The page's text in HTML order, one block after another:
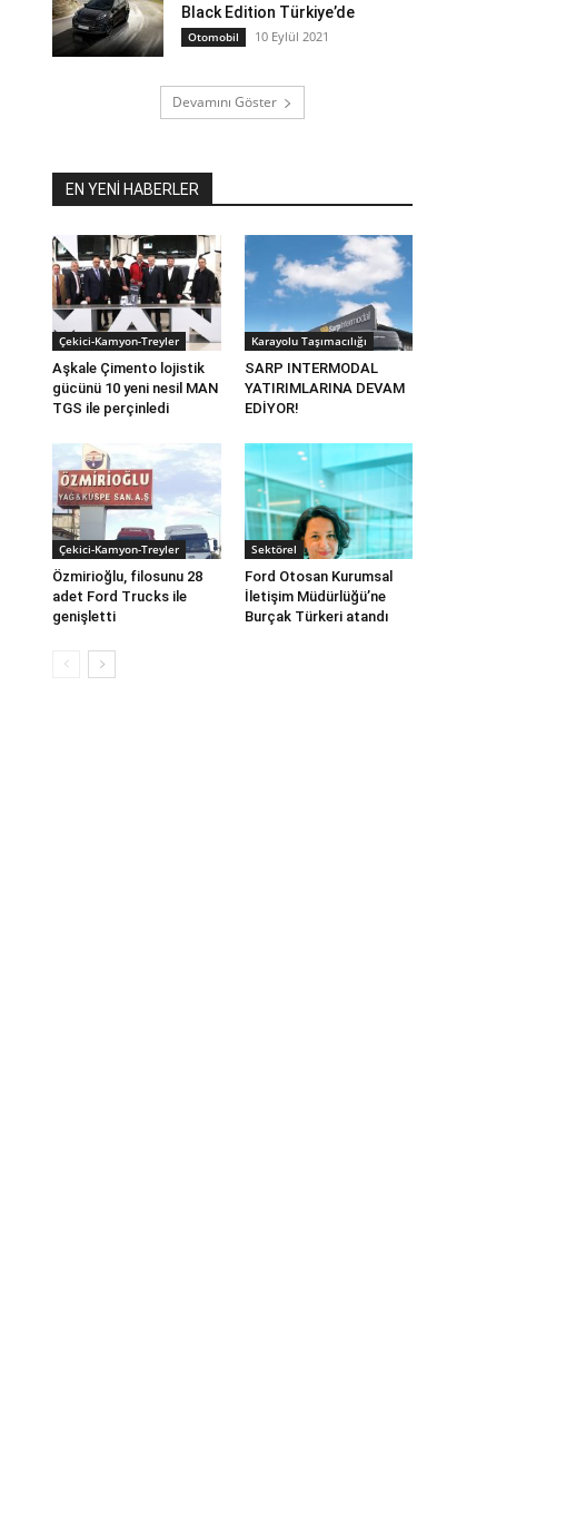
Black Edition Türkiye’de
Otomobil 10 Eylül 2021
Devamını Göster
EN YENİ HABERLER
Çekici-Kamyon-Treyler
Aşkale Çimento lojistik
gücünü 10 yeni nesil MAN
TGS ile perçinledi
Karayolu Taşımacılığı
SARP INTERMODAL
YATIRIMLARINA DEVAM
EDİYOR!
Çekici-Kamyon-Treyler
Özmirioğlu, filosunu 28
adet Ford Trucks ile
genişletti
Sektörel
Ford Otosan Kurumsal
İletişim Müdürlüğü’ne
Burçak Türkeri atandı